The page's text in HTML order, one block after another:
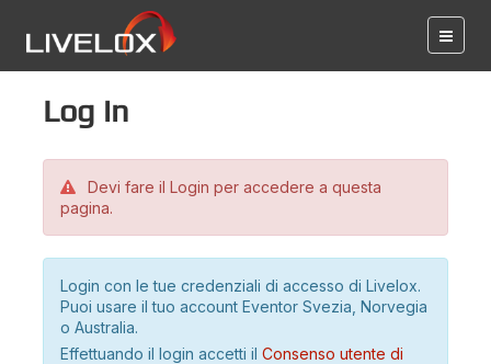
Log in
Devi fare il Login per accedere a questa
pagina.
Login con le tue credenziali di accesso di Livelox.
Puoi usare il tuo account Eventor Svezia, Norvegia
o Australia.
Effettuando il login accetti il Consenso utente di